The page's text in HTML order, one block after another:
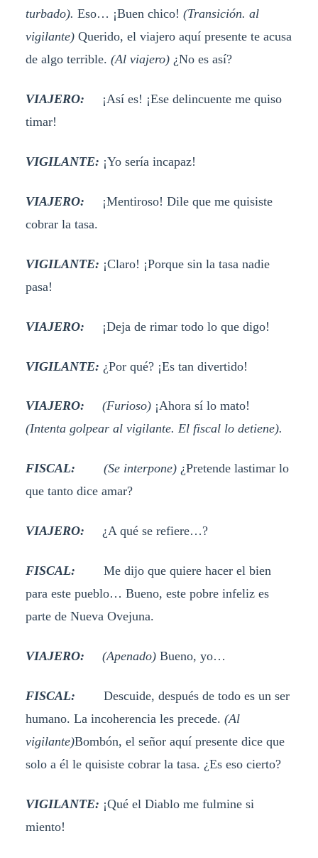
turbado). Eso… ¡Buen chico! (Transición. al
vigilante)Querido, el viajero aquí presente te acusa
de algo terrible. (Al viajero)¿No es así?
VIAJERO: ¡Así es! ¡Ese delincuente me quiso
timar!
VIGILANTE: ¡Yo sería incapaz!
VIAJERO: ¡Mentiroso! Dile que me quisiste
cobrar la tasa.
VIGILANTE: ¡Claro! ¡Porque sin la tasa nadie
pasa!
VIAJERO: ¡Deja de rimar todo lo que digo!
VIGILANTE: ¿Por qué? ¡Es tan divertido!
VIAJERO: (Furioso)¡Ahora sí lo mato!
(Intenta golpear al vigilante. El fiscal lo detiene).
FISCAL: (Se interpone) ¿Pretende lastimar lo
que tanto dice amar?
VIAJERO: ¿A qué se refiere…?
FISCAL: Me dijo que quiere hacer el bien
para este pueblo… Bueno, este pobre infeliz es
parte de Nueva Ovejuna.
VIAJERO: (Apenado) Bueno, yo…
FISCAL: Descuide, después de todo es un ser
humano. La incoherencia les precede. (Al
vigilante)Bombón, el señor aquí presente dice que
solo a él le quisiste cobrar la tasa. ¿Es eso cierto?
VIGILANTE: ¡Qué el Diablo me fulmine si
miento!